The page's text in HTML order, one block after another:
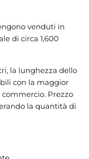
venduti in
di circa 1,600
la lunghezza dello
con la maggior
Prezzo
la quantità di